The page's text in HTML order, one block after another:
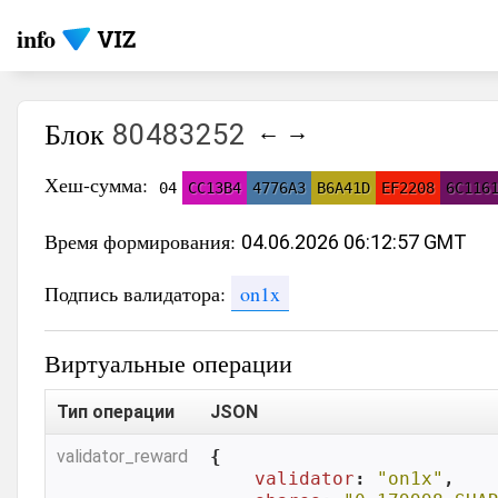
info
Блок 80483252 ← →
Хеш-сумма:
04 CC13B4 4776A3 B6A41D EF2208 6C1161
Время формирования: 04.06.2026 06:12:57 GMT
Подпись валидатора: on1x
Виртуальные операции
Тип операции JSON
validator_reward
{
validator : "on1x" ,